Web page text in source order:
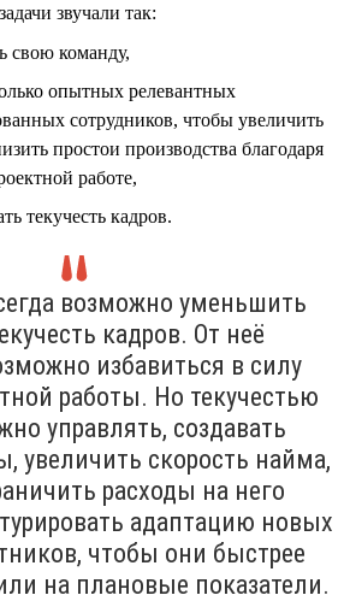
звучали так:
свою команду,
опытных релевантных
сотрудников, чтобы увеличить
простои производства благодаря
работе,
текучесть кадров.
возможно уменьшить
кадров. От неё
избавиться в силу
работы. Но текучестью
управлять, создавать
увеличить скорость найма,
расходы на него
адаптацию новых
чтобы они быстрее
на плановые показатели.